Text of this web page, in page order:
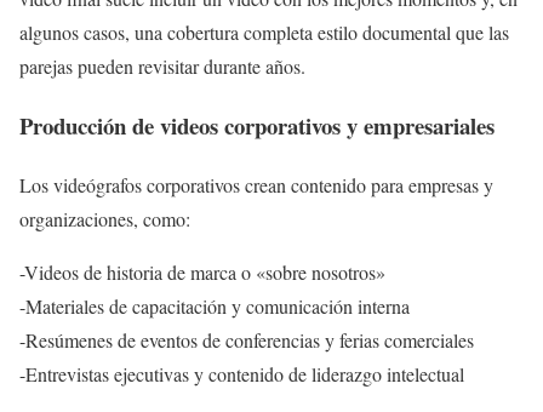
algunos casos, una cobertura completa estilo documental que las
parejas pueden revisitar durante años.
Producción de videos corporativos y empresariales
Los videógrafos corporativos crean contenido para empresas y
organizaciones, como:
-Videos de historia de marca o «sobre nosotros»
-Materiales de capacitación y comunicación interna
-Resúmenes de eventos de conferencias y ferias comerciales
-Entrevistas ejecutivas y contenido de liderazgo intelectual